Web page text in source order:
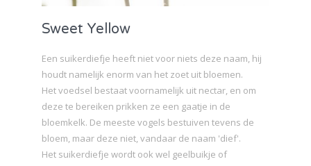
Sweet Yellow
Een suikerdiefje heeft niet voor niets deze naam, hij
houdt namelijk enorm van het zoet uit bloemen.
Het voedsel bestaat voornamelijk uit nectar, en om
deze te bereiken prikken ze een gaatje in de
bloemkelk. De meeste vogels bestuiven tevens de
bloem, maar deze niet, vandaar de naam 'dief'.
Het suikerdiefje wordt ook wel geelbuikje of